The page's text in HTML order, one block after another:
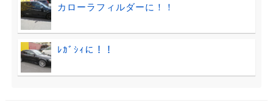
カローラフィルダーに！！
ﾚｶﾞｼｨに！！